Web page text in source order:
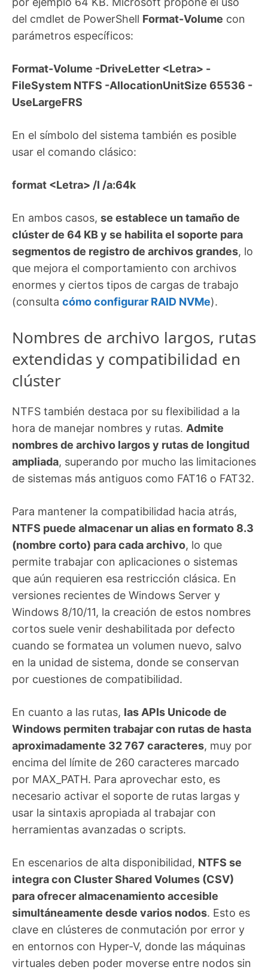
del cmdlet de PowerShell Format-Volume con
parámetros específicos:
Format-Volume -DriveLetter <Letra> -
FileSystem NTFS -AllocationUnitSize 65536 -
UseLargeFRS
En el símbolo del sistema también es posible
usar el comando clásico:
format <Letra> /l /a:64k
En ambos casos, se establece un tamaño de
clúster de 64 KB y se habilita el soporte para
segmentos de registro de archivos grandes, lo
que mejora el comportamiento con archivos
enormes y ciertos tipos de cargas de trabajo
(consulta cómo configurar RAID NVMe).
Nombres de archivo largos, rutas
extendidas y compatibilidad en
clúster
NTFS también destaca por su flexibilidad a la
hora de manejar nombres y rutas. Admite
nombres de archivo largos y rutas de longitud
ampliada, superando por mucho las limitaciones
de sistemas más antiguos como FAT16 o FAT32.
Para mantener la compatibilidad hacia atrás,
NTFS puede almacenar un alias en formato 8.3
(nombre corto) para cada archivo, lo que
permite trabajar con aplicaciones o sistemas
que aún requieren esa restricción clásica. En
versiones recientes de Windows Server y
Windows 8/10/11, la creación de estos nombres
cortos suele venir deshabilitada por defecto
cuando se formatea un volumen nuevo, salvo
en la unidad de sistema, donde se conservan
por cuestiones de compatibilidad.
En cuanto a las rutas, las APIs Unicode de
Windows permiten trabajar con rutas de hasta
aproximadamente 32 767 caracteres, muy por
encima del límite de 260 caracteres marcado
por MAX_PATH. Para aprovechar esto, es
necesario activar el soporte de rutas largas y
usar la sintaxis apropiada al trabajar con
herramientas avanzadas o scripts.
En escenarios de alta disponibilidad, NTFS se
integra con Cluster Shared Volumes (CSV)
para ofrecer almacenamiento accesible
simultáneamente desde varios nodos. Esto es
clave en clústeres de conmutación por error y
en entornos con Hyper-V, donde las máquinas
virtuales deben poder moverse entre nodos sin